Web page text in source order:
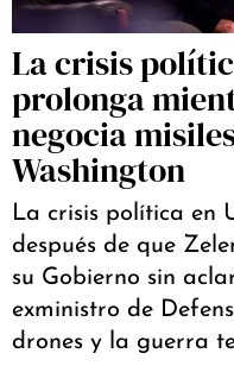
La crisis
prolonga
negocia
Washington
La crisis política en
después de que
su Gobierno sin
exministro de
drones y la guerra